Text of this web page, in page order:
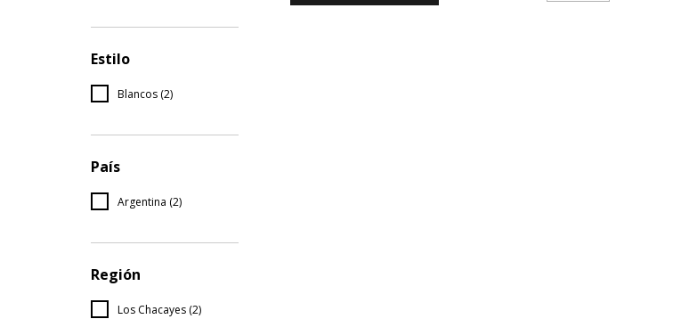
Estilo
Blancos (2)
País
Argentina (2)
Región
Los Chacayes (2)